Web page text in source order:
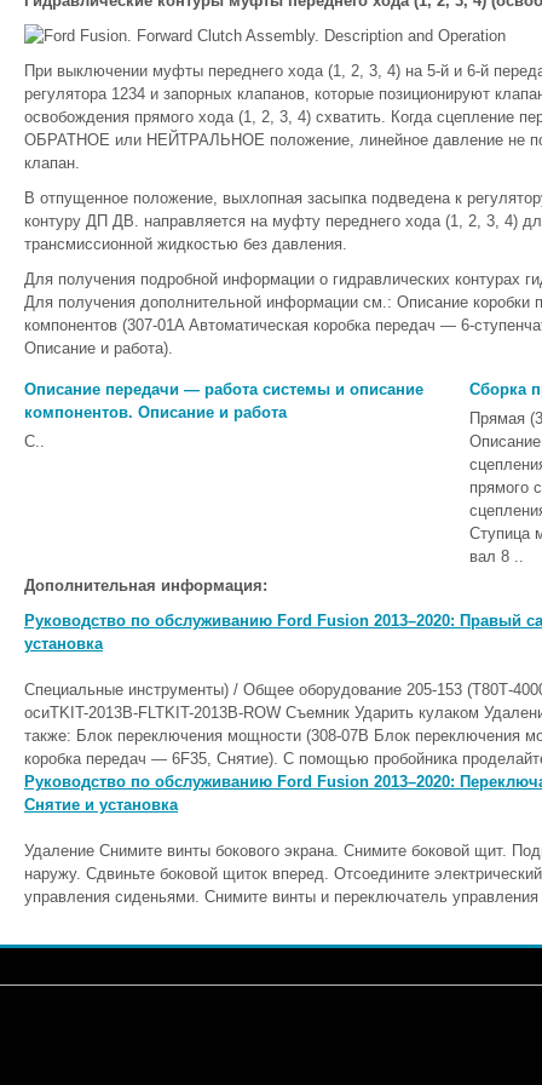
При выключении муфты переднего хода (1, 2, 3, 4) на 5-й и 6-й
регулятора 1234 и запорных клапанов, которые позиционируют
освобождения прямого хода (1, 2, 3, 4) схватить. Когда сцепление
ОБРАТНОЕ или НЕЙТРАЛЬНОЕ положение, линейное давление не
клапан.
В отпущенное положение, выхлопная засыпка подведена к
контуру ДП ДВ. направляется на муфту переднего хода (1, 2, 3, 4)
трансмиссионной жидкостью без давления.
Для получения подробной информации о гидравлических контурах
Для получения дополнительной информации см.: Описание коробки
компонентов (307-01A Автоматическая коробка передач — 6-
Описание и работа).
Описание передачи — работа системы и описание
компонентов. Описание и работа
С..
Сборка
Прямая
прямого
Ступица
вал 8 ..
Дополнительная информация:
Руководство по обслуживанию Ford Fusion 2013–2020: Правый
установка
Специальные инструменты) / Общее оборудование 205-153 (Т80Т-
осиTKIT-2013B-FLTKIT-2013B-ROW Съемник Ударить кулаком
также: Блок переключения мощности (308-07B Блок переключения
коробка передач — 6F35, Снятие). С помощью пробойника
Руководство по обслуживанию Ford Fusion 2013–2020:
Снятие и установка
Удаление Снимите винты бокового экрана. Снимите боковой щит.
наружу. Сдвиньте боковой щиток вперед. Отсоедините
управления сиденьями. Снимите винты и переключатель